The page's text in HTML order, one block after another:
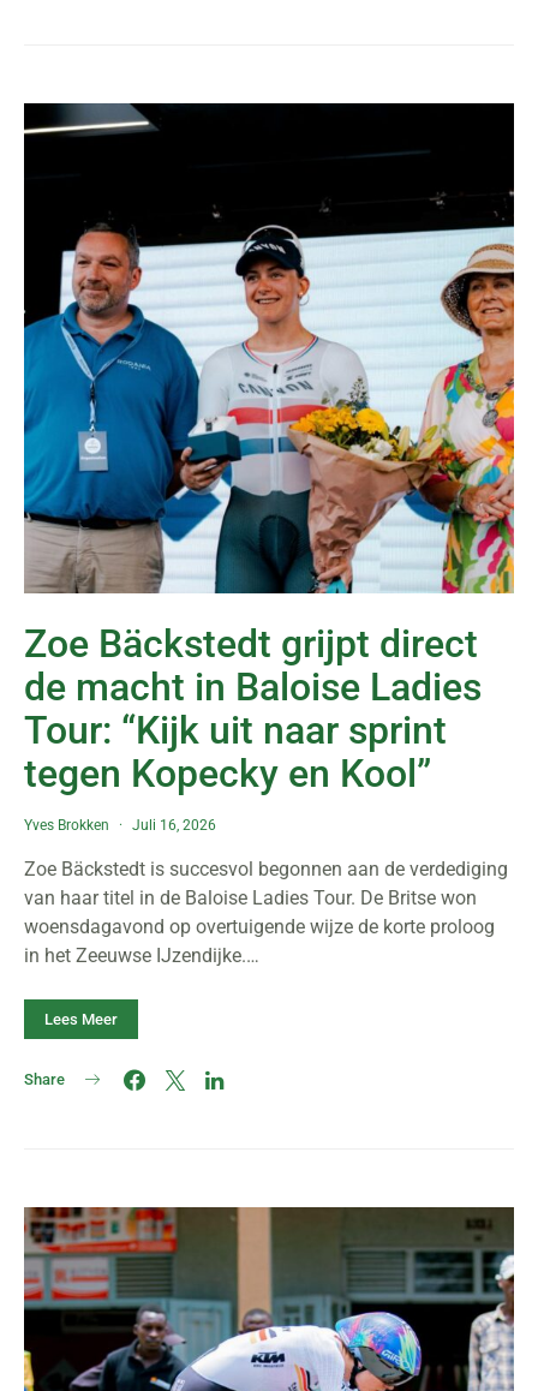
Zoe Bäckstedt grijpt direct
de macht in Baloise Ladies
Tour: “Kijk uit naar sprint
tegen Kopecky en Kool”
Yves Brokken Juli 16, 2026
Zoe Bäckstedt is succesvol begonnen aan de verdediging
van haar titel in de Baloise Ladies Tour. De Britse won
woensdagavond op overtuigende wijze de korte proloog
in het Zeeuwse IJzendijke.…
Lees Meer
Share